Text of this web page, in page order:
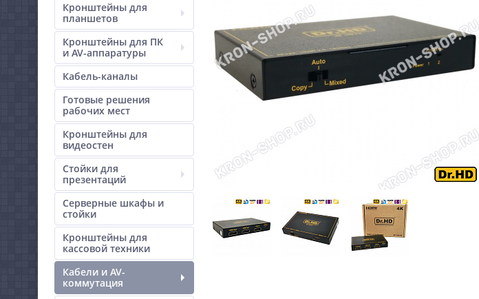
Кронштейны для
планшетов
Кронштейны для ПК
и AV-аппаратуры
Кабель-каналы
Готовые решения
рабочих мест
Кронштейны для
видеостен
Стойки для
презентаций
Серверные шкафы и
стойки
Кронштейны для
кассовой техники
Кабели и AV-
коммутация